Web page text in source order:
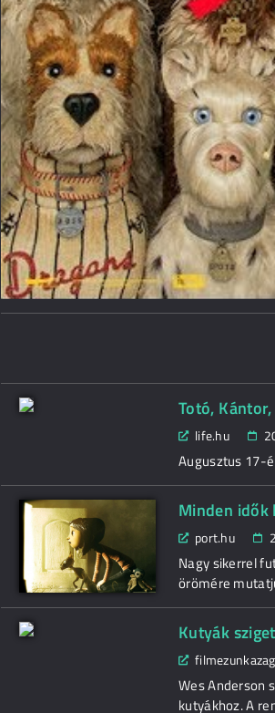
Totó,
life.hu
Augusztus 17-
Minden
port.hu
Nagy sikerrel
örömére
Kutyák
Wes Anderson
kutyákhoz. A